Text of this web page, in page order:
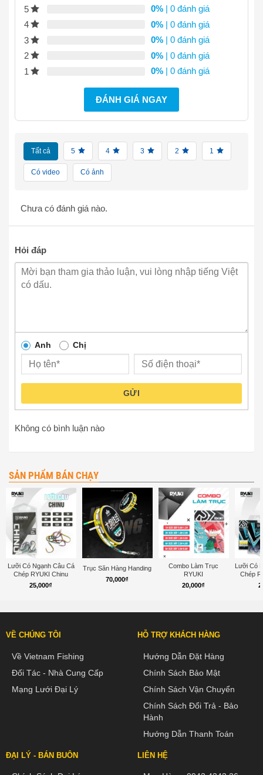
5 0% | 0 đánh giá
4
0% | 0 đánh giá
3
0% | 0 đánh giá
2
0% | 0 đánh giá
1
0% | 0 đánh giá
ĐÁNH GIÁ NGAY
Tất cả 5 4 3 2 1
Có video Có ảnh
Chưa có đánh giá nào.
Hỏi đáp
Anh Chị
GỬI
Không có bình luận nào
SẢN PHẨM BÁN CHẠY
Lưỡi Có Ngạnh Câu Cá
Chép RYUKI Chinu
25,000₫
Trục Săn Hàng Handing
70,000₫
Combo Làm Trục
RYUKI
20,000₫
Lưỡi Có
Chép
VỀ CHÚNG TÔI
Về Vietnam Fishing
Đối Tác - Nhà Cung Cấp
Mạng Lưới Đại Lý
HỖ TRỢ KHÁCH HÀNG
Hướng Dẫn Đặt Hàng
Chính Sách Bảo Mật
Chính Sách Vận Chuyển
Chính Sách Đổi Trả - Bảo
Hành
Hướng Dẫn Thanh Toán
ĐẠI LÝ - BÁN BUÔN LIÊN HỆ